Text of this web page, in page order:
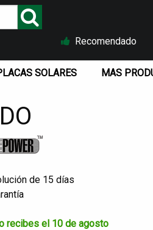
Recomendado
SOLARES MAS
de 15 días
Disponible, lo recibes el 10 de agosto